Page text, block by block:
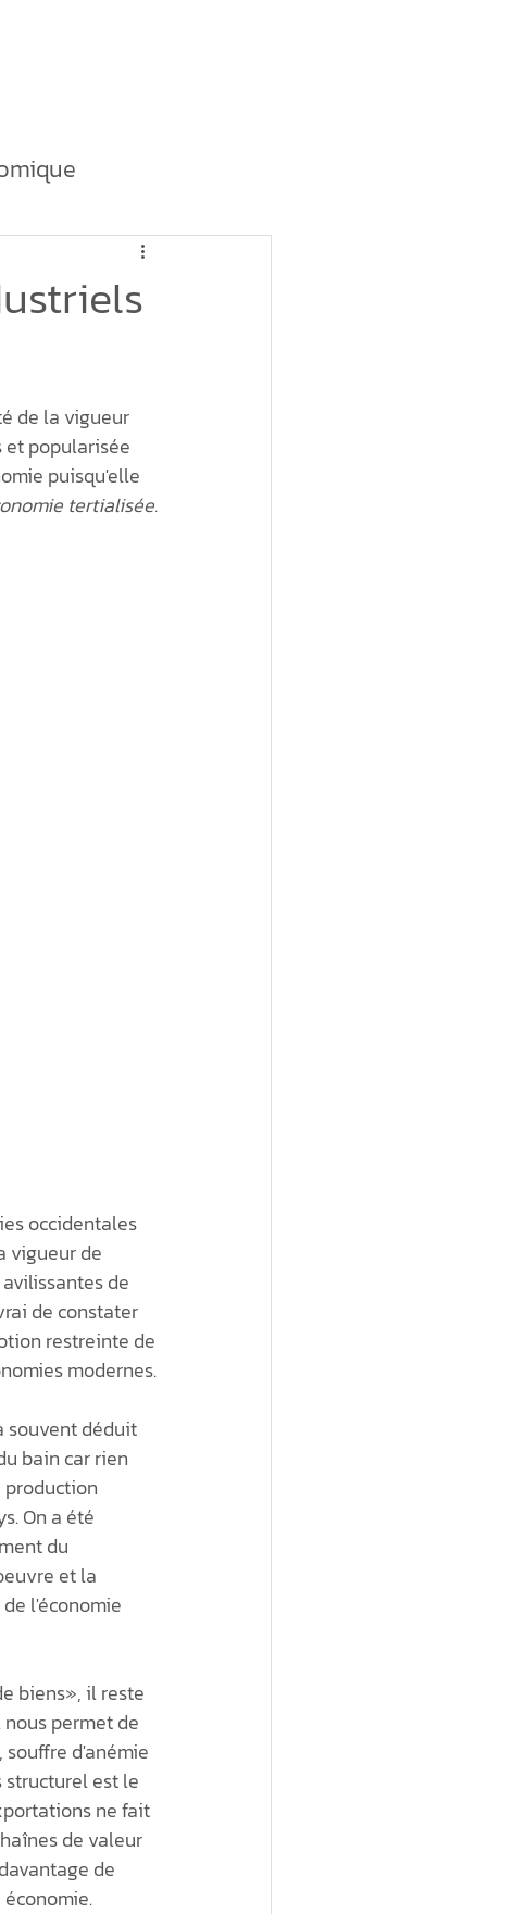
durable
Économie sociale
de la vigueur
et popularisée
puisqu'elle
tertialisée.
occidentales
vigueur de
de
de constater
restreinte de
modernes.
souvent déduit
bain car rien
production
On a été
du
et la
l'économie
biens», il reste
permet de
d'anémie
structurel est le
ne fait
de valeur
de